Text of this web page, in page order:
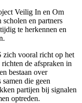
Veilig In en Om
en partners
te herkennen en
zich vooral richt op het
de afspraken in
bestaan over
die geen
partijen bij signalen
optreden.